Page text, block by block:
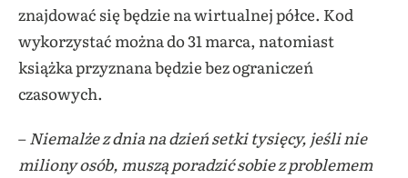
znajdować się będzie na wirtualnej półce. Kod
wykorzystać można do 31 marca, natomiast
książka przyznana będzie bez ograniczeń
czasowych.
–Niemalże z dnia na dzień setki tysięcy, jeśli nie
miliony osób, muszą poradzić sobie z problemem